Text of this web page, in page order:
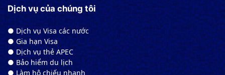
Dịch vụ của chúng tôi
● Dịch vụ Visa các nước
● Gia hạn Visa
● Dịch vụ thẻ APEC
● Bảo hiểm du lịch
● Làm hộ chiếu nhanh